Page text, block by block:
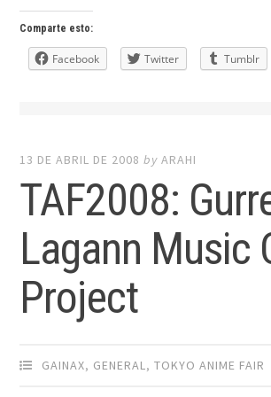
Comparte esto:
Facebook Twitter Tumblr
13 DE ABRIL DE 2008 byARAHI
TAF2008:
Lagann Music
Project
GAINAX, GENERAL,TOKYO ANIME FAIR